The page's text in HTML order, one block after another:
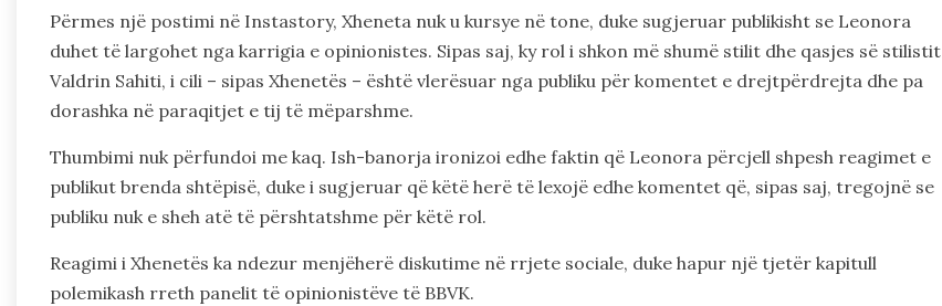
Përmes një postimi në Instastory, Xheneta nuk u kursye në tone, duke sugjeruar publikisht se Leonora
duhet të largohet nga karrigia e opinionistes. Sipas saj, ky rol i shkon më shumë stilit dhe qasjes së stilistit
Valdrin Sahiti, i cili – sipas Xhenetës – është vlerësuar nga publiku për komentet e drejtpërdrejta dhe pa
dorashka në paraqitjet e tij të mëparshme.
Thumbimi nuk përfundoi me kaq. Ish-banorja ironizoi edhe faktin që Leonora përcjell shpesh reagimet e
publikut brenda shtëpisë, duke i sugjeruar që këtë herë të lexojë edhe komentet që, sipas saj, tregojnë se
publiku nuk e sheh atë të përshtatshme për këtë rol.
Reagimi i Xhenetës ka ndezur menjëherë diskutime në rrjete sociale, duke hapur një tjetër kapitull
polemikash rreth panelit të opinionistëve të BBVK.